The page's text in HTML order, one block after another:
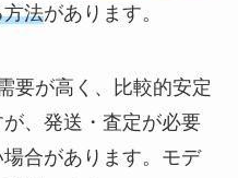
方法があります。
要が高く、比較的安定
、発送・査定が必要
合があります。モデ